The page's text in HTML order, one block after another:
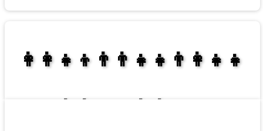
👩‍👩‍👧‍👦👨‍👨‍👧‍👧👨‍👩‍👧‍👧